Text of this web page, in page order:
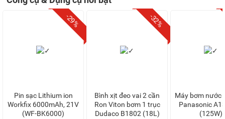
-29%
Pin sạc Lithium ion
Workfix 6000mAh, 21V
(WF-BK6000)
-32%
Bình xịt đeo vai 2 cần
Ron Viton bơm 1 trục
Dudaco B1802 (18L)
Máy bơm nước
Panasonic
(125W)